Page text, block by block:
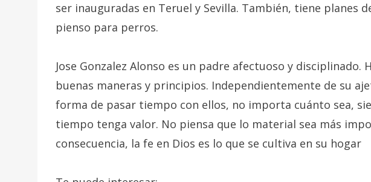
ser inauguradas en Teruel y Sevilla. También, tiene planes
pienso para perros.
Jose Gonzalez Alonso es un padre afectuoso y disciplinado.
buenas maneras y principios. Independientemente de su
forma de pasar tiempo con ellos, no importa cuánto sea,
tiempo tenga valor. No piensa que lo material sea más
consecuencia, la fe en Dios es lo que se cultiva en su hogar